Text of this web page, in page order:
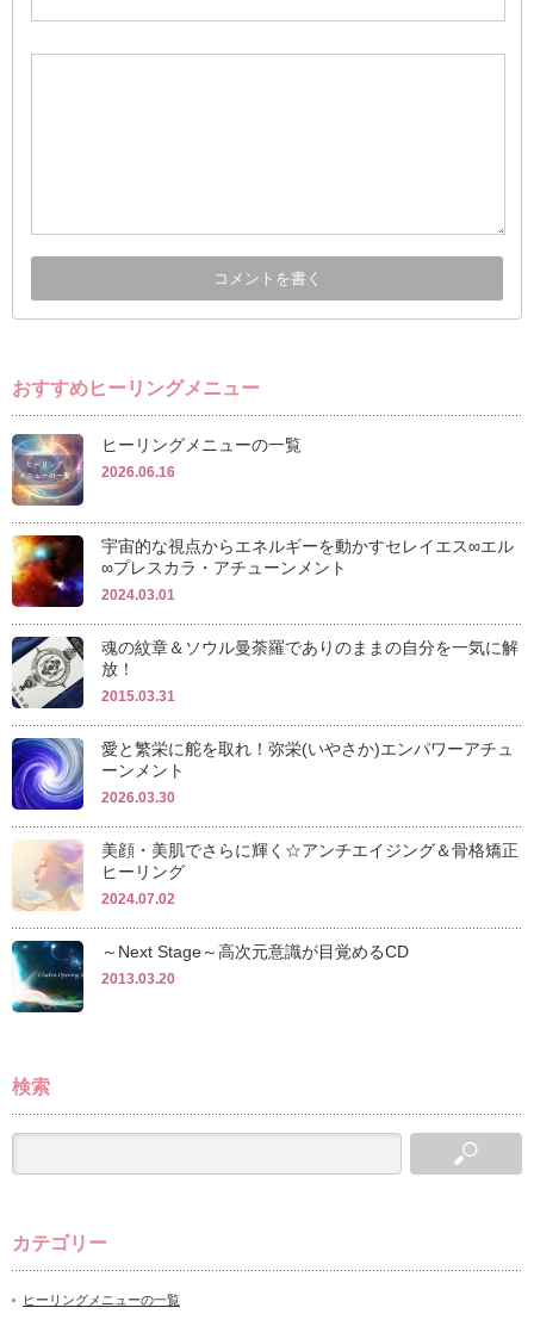
おすすめヒーリングメニュー
ヒーリングメニューの一覧
2026.06.16
宇宙的な視点からエネルギーを動かすセレイエス∞エル
∞プレスカラ・アチューンメント
2024.03.01
魂の紋章＆ソウル曼荼羅でありのままの自分を一気に解
放！
2015.03.31
愛と繁栄に舵を取れ！弥栄(いやさか)エンパワーアチュ
ーンメント
2026.03.30
美顔・美肌でさらに輝く☆アンチエイジング＆骨格矯正
ヒーリング
2024.07.02
～Next Stage～高次元意識が目覚めるCD
2013.03.20
検索
カテゴリー
ヒーリングメニューの一覧